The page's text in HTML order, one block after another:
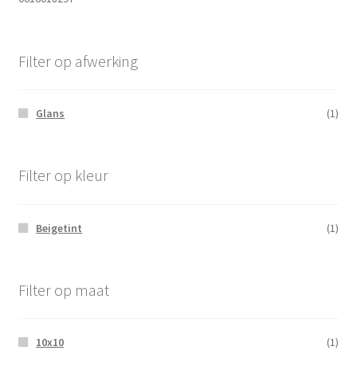
Filter op afwerking
Glans (1)
Filter op kleur
Beigetint (1)
Filter op maat
10x10 (1)